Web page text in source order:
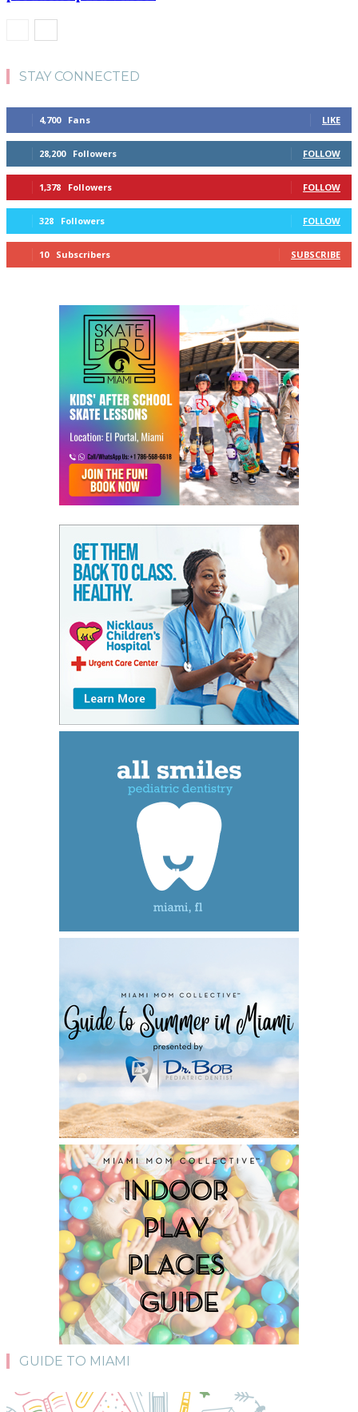
STAY CONNECTED
4,700 Fans LIKE
28,200 Followers FOLLOW
1,378 Followers FOLLOW
328 Followers FOLLOW
10 Subscribers SUBSCRIBE
GUIDE TO MIAMI